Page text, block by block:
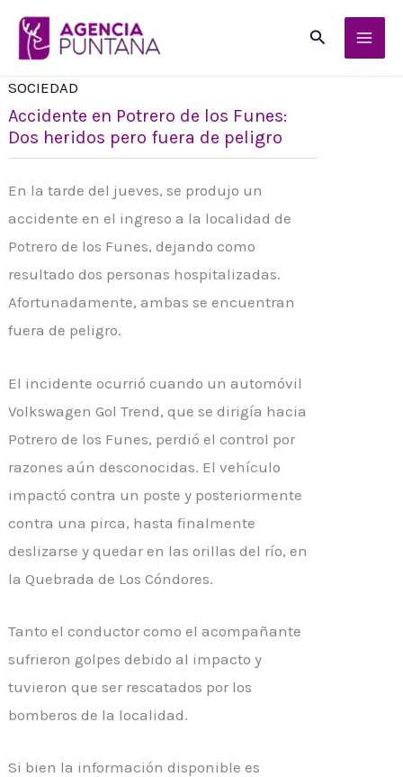
Buscar
SOCIEDAD
Accidente en Potrero de los Funes:
Dos heridos pero fuera de peligro
En la tarde del jueves, se produjo un
accidente en el ingreso a la localidad de
Potrero de los Funes, dejando como
resultado dos personas hospitalizadas.
Afortunadamente, ambas se encuentran
fuera de peligro.
El incidente ocurrió cuando un automóvil
Volkswagen Gol Trend, que se dirigía hacia
Potrero de los Funes, perdió el control por
razones aún desconocidas. El vehículo
impactó contra un poste y posteriormente
contra una pirca, hasta finalmente
deslizarse y quedar en las orillas del río, en
la Quebrada de Los Cóndores.
Tanto el conductor como el acompañante
sufrieron golpes debido al impacto y
tuvieron que ser rescatados por los
bomberos de la localidad.
Si bien la información disponible es